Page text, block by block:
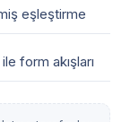
eşleştirme
form akışları